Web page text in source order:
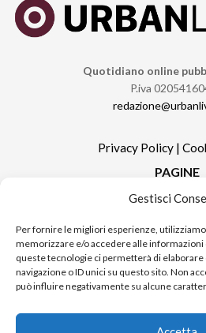
Gestisci
Per fornire le migliori esperienze,
memorizzare e/o accedere alle informazioni
queste tecnologie ci permetterà di
navigazione o ID unici su questo sito. Non
può influire negativamente su alcune
Quotidiano online
P.iva
Privacy Policy |
PAGINE
Redazione
Contatti
Pubblicità
Sitemap